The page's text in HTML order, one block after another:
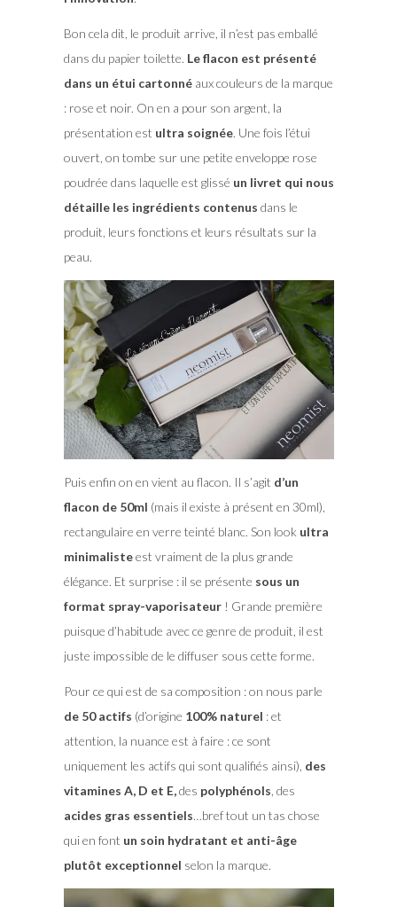
Bon cela dit, le produit arrive, il n’est pas emballé
dans du papier toilette. Le flacon est présenté
dans un étui cartonnéaux couleurs de la marque
: rose et noir. On en a pour son argent, la
présentation est ultra soignée. Une fois l’étui
ouvert, on tombe sur une petite enveloppe rose
poudrée dans laquelle est glissé un livret qui nous
détaille les ingrédients contenus dans le
produit, leurs fonctions et leurs résultats sur la
peau.
Puis enfin on en vient au flacon. Il s’agit d’un
flacon de 50ml (mais il existe à présent en 30ml),
rectangulaire en verre teinté blanc. Son look ultra
minimalisteest vraiment de la plus grande
élégance. Et surprise : il se présente sous un
format spray-vaporisateur! Grande première
puisque d’habitude avec ce genre de produit, il est
juste impossible de le diffuser sous cette forme.
Pour ce qui est de sa composition : on nous parle
de 50 actifs (d’origine 100% naturel : et
attention, la nuance est à faire : ce sont
uniquement les actifs qui sont qualifiés ainsi), des
vitamines A, D et E,des polyphénols, des
acides gras essentiels…bref tout un tas chose
qui en font un soin hydratant et anti-âge
plutôt exceptionnel selon la marque.